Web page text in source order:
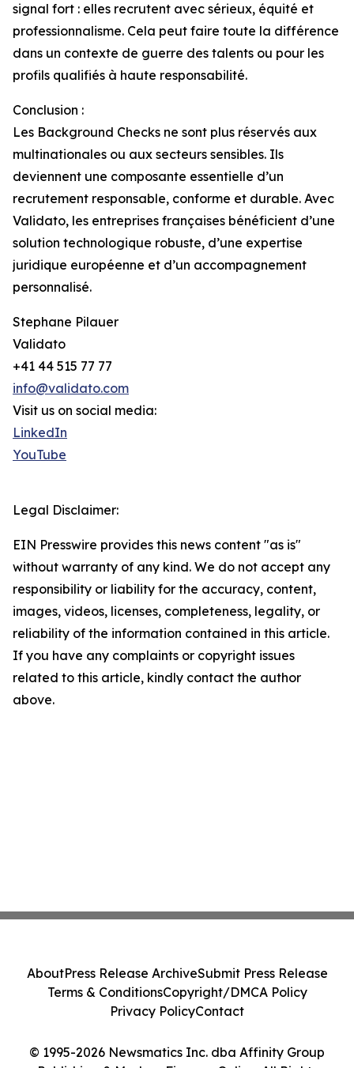
signal fort : elles recrutent avec sérieux, équité et
professionnalisme. Cela peut faire toute la différence
dans un contexte de guerre des talents ou pour les
profils qualifiés à haute responsabilité.
Conclusion :
Les Background Checks ne sont plus réservés aux
multinationales ou aux secteurs sensibles. Ils
deviennent une composante essentielle d’un
recrutement responsable, conforme et durable. Avec
Validato, les entreprises françaises bénéficient d’une
solution technologique robuste, d’une expertise
juridique européenne et d’un accompagnement
personnalisé.
Stephane Pilauer
Validato
+41 44 515 77 77
info@validato.com
Visit us on social media:
LinkedIn
YouTube
Legal Disclaimer:
EIN Presswire provides this news content "as is"
without warranty of any kind. We do not accept any
responsibility or liability for the accuracy, content,
images, videos, licenses, completeness, legality, or
reliability of the information contained in this article.
If you have any complaints or copyright issues
related to this article, kindly contact the author
above.
© 1995-2026 Newsmatics Inc. dba Affinity Group
AboutPress Release ArchiveSubmit Press Release
Terms & ConditionsCopyright/DMCA Policy
Privacy PolicyContact